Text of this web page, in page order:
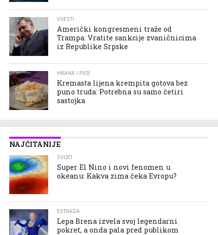
VIJESTI
Američki kongresmeni traže od
Trampa: Vratite sankcije zvaničnicima
iz Republike Srpske
HRANA I PIĆE
Kremasta lijena krempita gotova bez
puno truda: Potrebna su samo četiri
sastojka
NAJČITANIJE
SVIJET
Super El Nino i novi fenomen u
okeanu: Kakva zima čeka Evropu?
ESTRADA
Lepa Brena izvela svoj legendarni
pokret, a onda pala pred publikom